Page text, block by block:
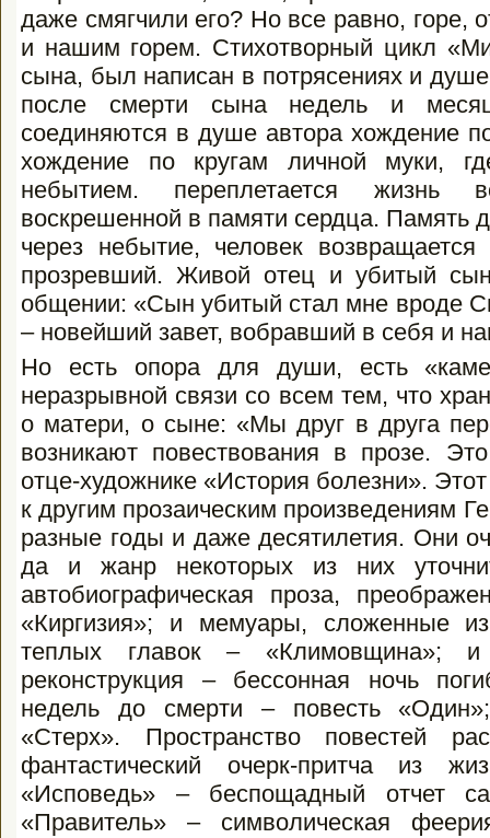
даже смягчили его? Но все равно, горе,
и нашим горем. Стихотворный цикл
сына, был написан в потрясениях и
после смерти сына недель и
соединяются в душе автора хождение
хождение по кругам личной муки,
небытием. переплетается жизнь
воскрешенной в памяти сердца. Память
через небытие, человек
прозревший. Живой отец и убитый
общении: «Сын убитый стал мне вроде
– новейший завет, вобравший в себя и
Но есть опора для души, есть
неразрывной связи со всем тем, что
о матери, о сыне: «Мы друг в друга
возникают повествования в прозе.
отце-художнике «История болезни».
к другим прозаическим произведениям
разные годы и даже десятилетия. Они
да и жанр некоторых из них
автобиографическая проза,
«Киргизия»; и мемуары, сложенные
теплых главок – «Климовщина»; и
реконструкция – бессонная ночь
недель до смерти – повесть
«Стерх». Пространство повестей
фантастический очерк-притча из
«Исповедь» – беспощадный отчет
«Правитель» – символическая